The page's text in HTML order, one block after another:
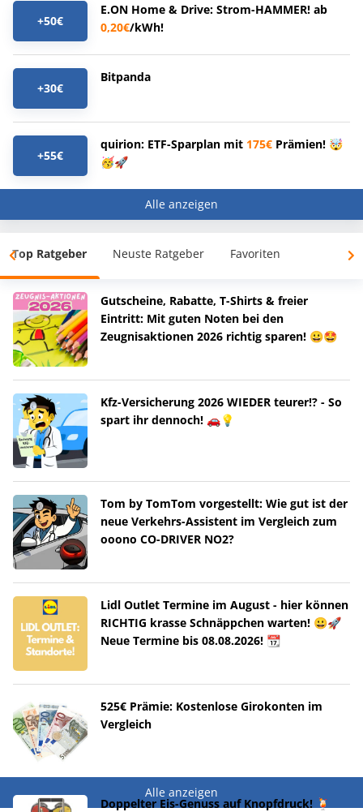
+50€
E.ON Home & Drive: Strom-HAMMER! ab
0,20€/kWh!
+30€
Bitpanda
+55€
quirion: ETF-Sparplan mit 175€ Prämien! 🤯
🥳🚀
Alle anzeigen
Top Ratgeber Neuste Ratgeber Favoriten
Gutscheine, Rabatte, T-Shirts & freier
Eintritt: Mit guten Noten bei den
Zeugnisaktionen 2026 richtig sparen! 😀🤩
Kfz-Versicherung 2026 WIEDER teurer!? - So
spart ihr dennoch! 🚗💡
Tom by TomTom vorgestellt: Wie gut ist der
neue Verkehrs-Assistent im Vergleich zum
ooono CO-DRIVER NO2?
Lidl Outlet Termine im August - hier können
RICHTIG krasse Schnäppchen warten! 😀🚀
Neue Termine bis 08.08.2026! 📆
525€ Prämie: Kostenlose Girokonten im
Vergleich
Alle anzeigen
Doppelter Eis-Genuss auf Knopfdruck! 🍹